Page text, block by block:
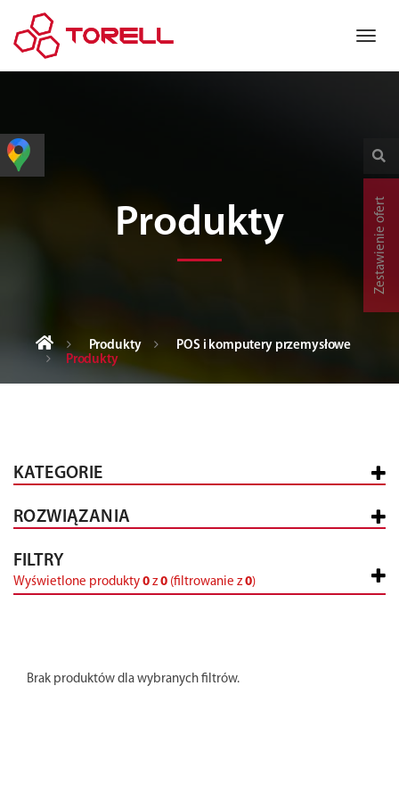
Produkty
Produkty
POS i komputery przemysłowe
Produkty
KATEGORIE
ROZWIĄZANIA
FILTRY
Wyświetlone produkty 0 z0 (filtrowanie z0)
Brak produktów dla wybranych filtrów.
Zestawienie ofert